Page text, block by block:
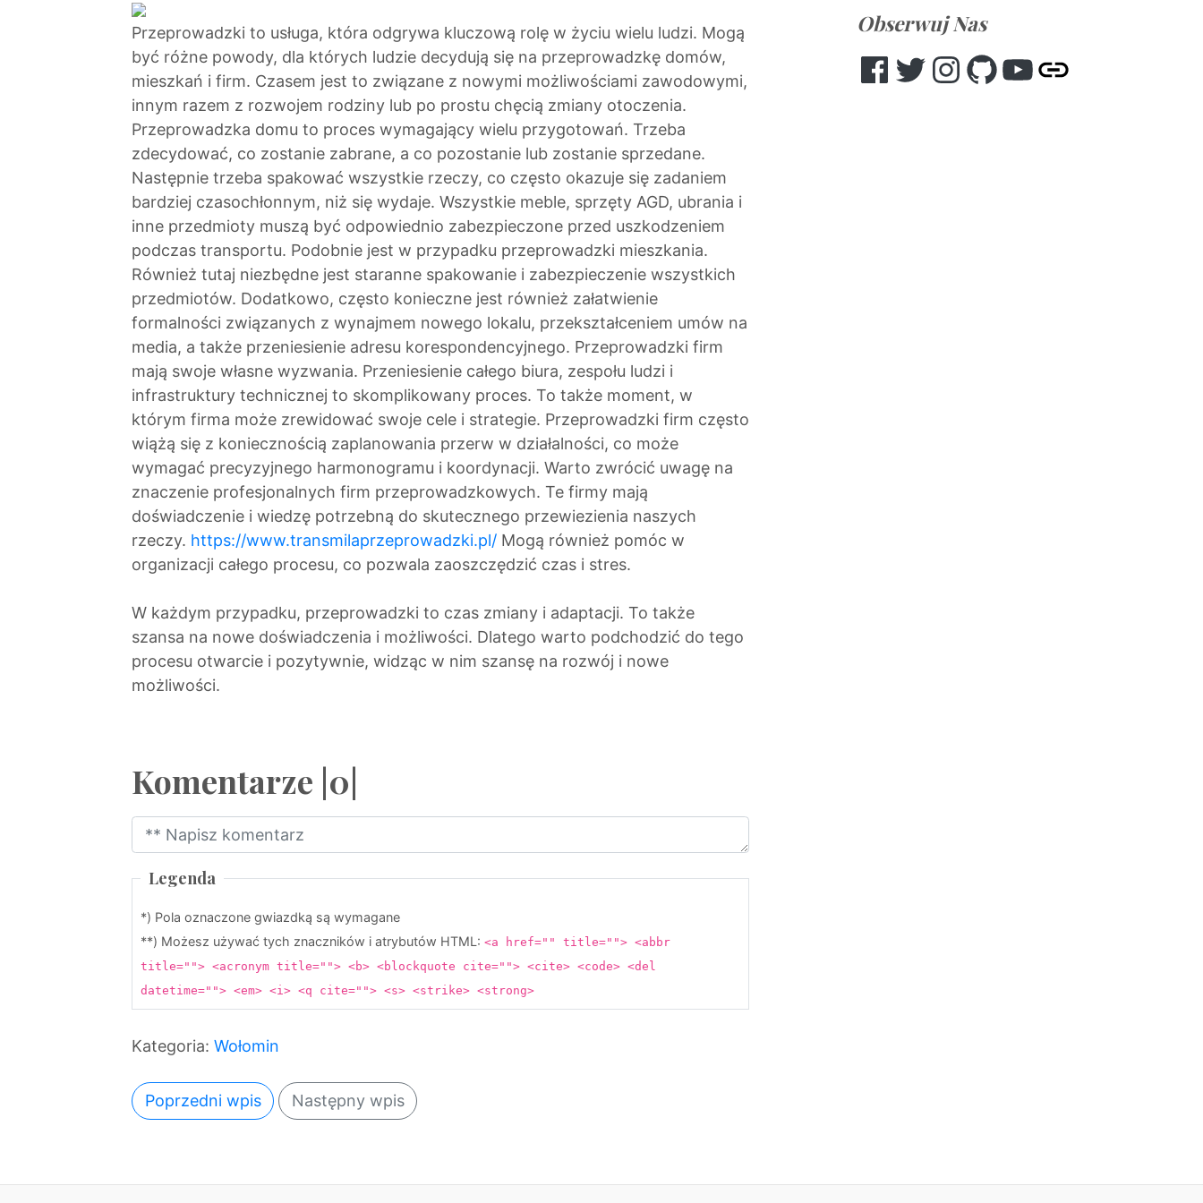
Przeprowadzki to usługa, która odgrywa kluczową rolę w życiu wielu ludzi. Mogą
być różne powody, dla których ludzie decydują się na przeprowadzkę domów,
mieszkań i firm. Czasem jest to związane z nowymi możliwościami zawodowymi,
innym razem z rozwojem rodziny lub po prostu chęcią zmiany otoczenia.
Przeprowadzka domu to proces wymagający wielu przygotowań. Trzeba
zdecydować, co zostanie zabrane, a co pozostanie lub zostanie sprzedane.
Następnie trzeba spakować wszystkie rzeczy, co często okazuje się zadaniem
bardziej czasochłonnym, niż się wydaje. Wszystkie meble, sprzęty AGD, ubrania i
inne przedmioty muszą być odpowiednio zabezpieczone przed uszkodzeniem
podczas transportu. Podobnie jest w przypadku przeprowadzki mieszkania.
Również tutaj niezbędne jest staranne spakowanie i zabezpieczenie wszystkich
przedmiotów. Dodatkowo, często konieczne jest również załatwienie
formalności związanych z wynajmem nowego lokalu, przekształceniem umów na
media, a także przeniesienie adresu korespondencyjnego. Przeprowadzki firm
mają swoje własne wyzwania. Przeniesienie całego biura, zespołu ludzi i
infrastruktury technicznej to skomplikowany proces. To także moment, w
którym firma może zrewidować swoje cele i strategie. Przeprowadzki firm często
wiążą się z koniecznością zaplanowania przerw w działalności, co może
wymagać precyzyjnego harmonogramu i koordynacji. Warto zwrócić uwagę na
znaczenie profesjonalnych firm przeprowadzkowych. Te firmy mają
doświadczenie i wiedzę potrzebną do skutecznego przewiezienia naszych
rzeczy. https://www.transmilaprzeprowadzki.pl/ Mogą również pomóc w
organizacji całego procesu, co pozwala zaoszczędzić czas i stres.
W każdym przypadku, przeprowadzki to czas zmiany i adaptacji. To także
szansa na nowe doświadczenia i możliwości. Dlatego warto podchodzić do tego
procesu otwarcie i pozytywnie, widząc w nim szansę na rozwój i nowe
możliwości.
Komentarze |0|
Legenda
*) Pola oznaczone gwiazdką są wymagane
**) Możesz używać tych znaczników i atrybutów HTML: <a href="" title=""> <abbr
title=""> <acronym title=""> <b> <blockquote cite=""> <cite> <code> <del
datetime=""> <em> <i> <q cite=""> <s> <strike> <strong>
Kategoria: Wołomin
Poprzedni wpis Następny wpis
Obserwuj Nas
Facebook
TwitterInstagram
GitHubYouTube
Other